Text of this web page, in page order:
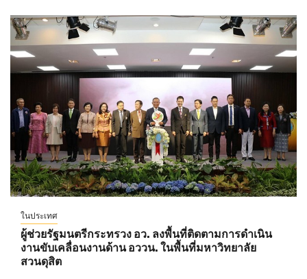
ในประเทศ
ผู้ช่วยรัฐมนตรีกระทรวง อว. ลงพื้นที่ติดตามการดำเนิน
งานขับเคลื่อนงานด้าน อววน. ในพื้นที่มหาวิทยาลัย
สวนดุสิต